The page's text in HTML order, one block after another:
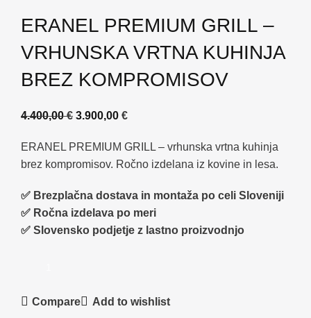
ERANEL PREMIUM GRILL –
VRHUNSKA VRTNA KUHINJA
BREZ KOMPROMISOV
4.400,00€ 3.900,00 €
ERANEL PREMIUM GRILL – vrhunska vrtna kuhinja
brez kompromisov. Ročno izdelana iz kovine in lesa.
✅ Brezplačna dostava in montaža po celi Sloveniji
✅ Ročna izdelava po meri
✅ Slovensko podjetje z lastno proizvodnjo
Compare Add to wishlist